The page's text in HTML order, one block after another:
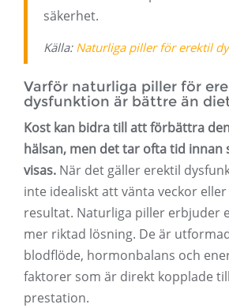
säkerhet.
Källa: Naturliga piller för erektil
Varför naturliga piller för
dysfunktion är bättre än
Kost kan bidra till att förbättra
hälsan, men det tar ofta tid innan
visas. När det gäller erektil
inte idealiskt att vänta veckor
resultat. Naturliga piller erbjuder
mer riktad lösning. De är
blodflöde, hormonbalans och
faktorer som är direkt kopplade
prestation.